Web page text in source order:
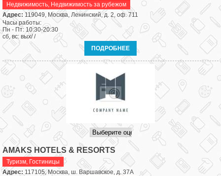
Недвижимость, Недвижимость за рубежом
Адрес: 119049, Москва, Ленинский, д. 2, оф. 711
Часы работы:
Пн - Пт: 10:30-20:30
сб, вс: вых/ /
ПОДРОБНЕЕ
AMAKS HOTELS & RESORTS
Туризм, Гостиницы
Адрес: 117105, Москва, ш. Варшавское, д. 37А